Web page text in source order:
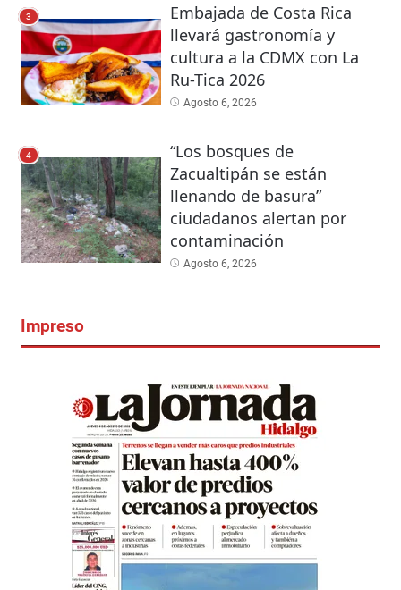
3
Embajada de Costa Rica
llevará gastronomía y
cultura a la CDMX con La
Ru-Tica 2026
Agosto 6, 2026
4
“Los bosques de
Zacualtipán se están
llenando de basura”
ciudadanos alertan por
contaminación
Agosto 6, 2026
Impreso